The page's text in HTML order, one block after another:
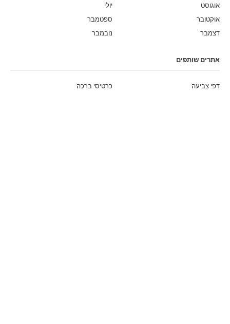
יולי
אוגוסט
ספטמבר
אוקטובר
נובמבר
דצמבר
אתרים שותפים
כרטיסי ברכה דפי צביעה